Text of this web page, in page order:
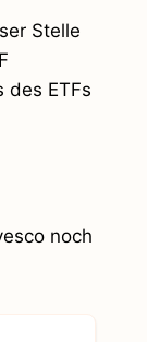
Stelle
des ETFs
noch